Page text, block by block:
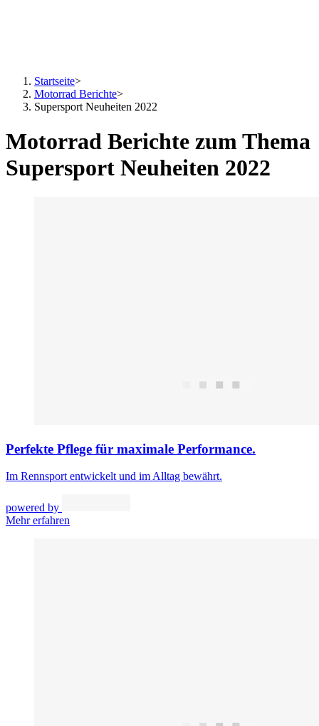
Startseite>
Motorrad Berichte>
Supersport Neuheiten 2022
Motorrad Berichte zum Thema
Supersport Neuheiten 2022
Perfekte Pflege für maximale Performance.
Im Rennsport entwickelt und im Alltag bewährt.
powered by
Mehr erfahren